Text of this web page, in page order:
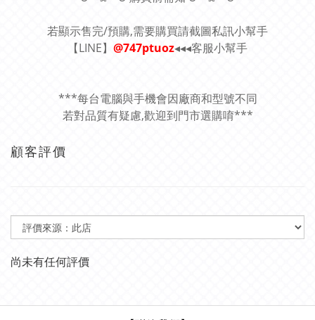
若顯示售完/預購,需要購買請截圖私訊小幫手
【LINE】 @747ptuoz◂◂◂客服小幫手
***每台電腦與手機會因廠商和型號不同
若對品質有疑慮,歡迎到門市選購唷***
顧客評價
尚未有任何評價